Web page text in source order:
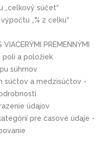
„celkový súčet“
„% z celku“
PREMENNÝMI
polí a položiek
súhrnov
súčtov a medzisúčtov -
údajov
pre časové údaje -